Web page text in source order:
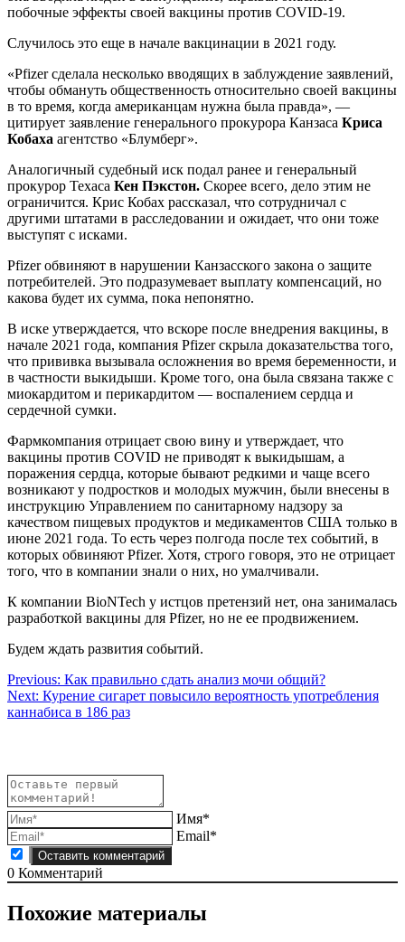
побочные эффекты своей вакцины против COVID-19.
Случилось это еще в начале вакцинации в 2021 году.
«Pfizer сделала несколько вводящих в заблуждение заявлений,
чтобы обмануть общественность относительно своей вакцины
в то время, когда американцам нужна была правда», —
цитирует заявление генерального прокурора Канзаса Криса
Кобаха агентство «Блумберг».
Аналогичный судебный иск подал ранее и генеральный
прокурор Техаса Кен Пэкстон. Скорее всего, дело этим не
ограничится. Крис Кобах рассказал, что сотрудничал с
другими штатами в расследовании и ожидает, что они тоже
выступят с исками.
Pfizer обвиняют в нарушении Канзасского закона о защите
потребителей. Это подразумевает выплату компенсаций, но
какова будет их сумма, пока непонятно.
В иске утверждается, что вскоре после внедрения вакцины, в
начале 2021 года, компания Pfizer скрыла доказательства того,
что прививка вызывала осложнения во время беременности, и
в частности выкидыши. Кроме того, она была связана также с
миокардитом и перикардитом — воспалением сердца и
сердечной сумки.
Фармкомпания отрицает свою вину и утверждает, что
вакцины против COVID не приводят к выкидышам, а
поражения сердца, которые бывают редкими и чаще всего
возникают у подростков и молодых мужчин, были внесены в
инструкцию Управлением по санитарному надзору за
качеством пищевых продуктов и медикаментов США только в
июне 2021 года. То есть через полгода после тех событий, в
которых обвиняют Pfizer. Хотя, строго говоря, это не отрицает
того, что в компании знали о них, но умалчивали.
К компании BioNTech у истцов претензий нет, она занималась
разработкой вакцины для Pfizer, но не ее продвижением.
Будем ждать развития событий.
Навигация
по
Previous: Как правильно сдать анализ мочи общий?
Next: Курение сигарет повысило вероятность употребления
каннабиса в 186 раз
Имя*
Email*
0 Комментарий
Похожие материалы